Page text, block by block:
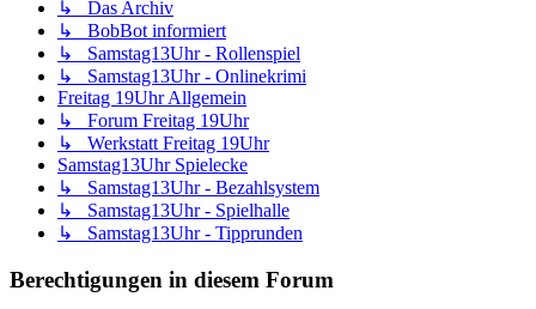
↳ Das Archiv
↳ BobBot informiert
↳ Samstag13Uhr - Rollenspiel
↳ Samstag13Uhr - Onlinekrimi
Freitag 19Uhr Allgemein
↳ Forum Freitag 19Uhr
↳ Werkstatt Freitag 19Uhr
Samstag13Uhr Spielecke
↳ Samstag13Uhr - Bezahlsystem
↳ Samstag13Uhr - Spielhalle
↳ Samstag13Uhr - Tipprunden
Berechtigungen in diesem Forum